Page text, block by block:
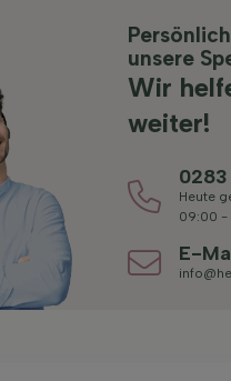
unsere
Wir
weiter!
Heute
09:00 -
E-